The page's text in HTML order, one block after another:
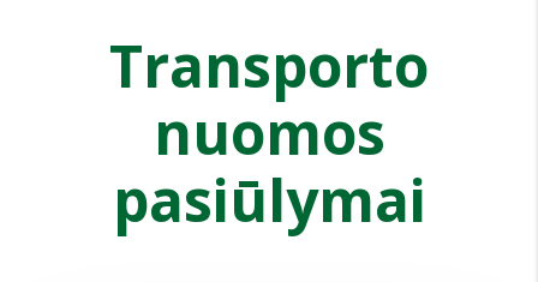
Transporto
nuomos
pasiūlymai